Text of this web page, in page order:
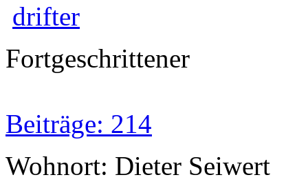
drifter
Fortgeschrittener
Beiträge: 214
Wohnort: Dieter Seiwert